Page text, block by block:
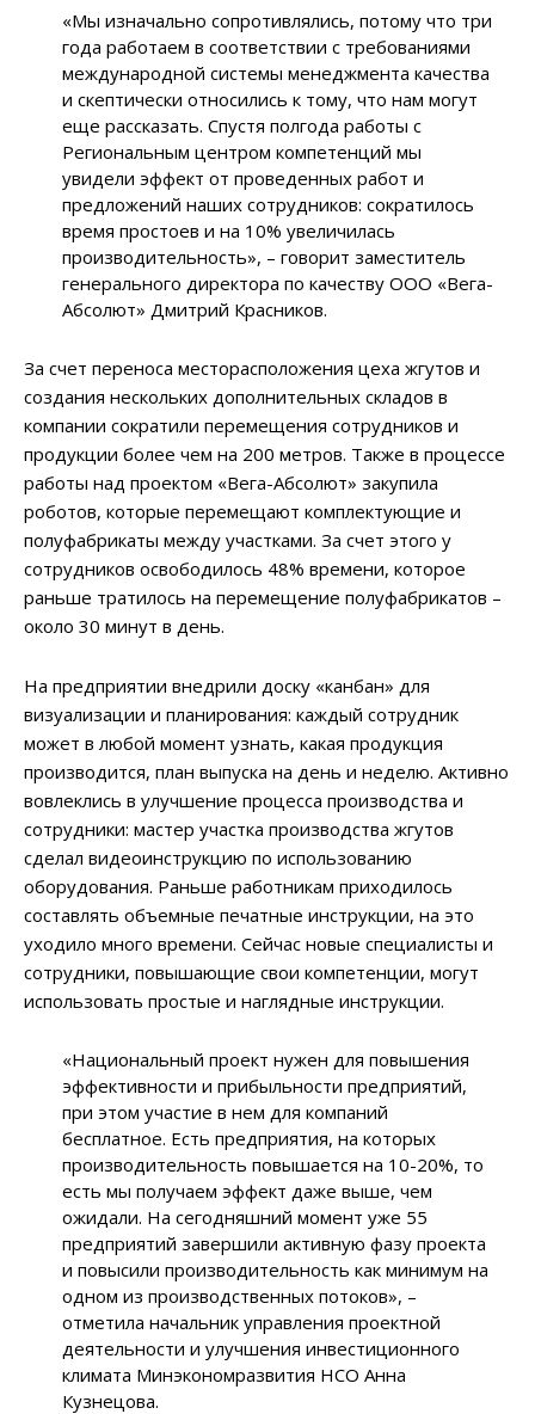
«Мы изначально сопротивлялись, потому что три
года работаем в соответствии с требованиями
международной системы менеджмента качества
и скептически относились к тому, что нам могут
еще рассказать. Спустя полгода работы с
Региональным центром компетенций мы
увидели эффект от проведенных работ и
предложений наших сотрудников: сократилось
время простоев и на 10% увеличилась
производительность», – говорит заместитель
генерального директора по качеству ООО «Вега-
Абсолют» Дмитрий Красников.
За счет переноса месторасположения цеха жгутов и
создания нескольких дополнительных складов в
компании сократили перемещения сотрудников и
продукции более чем на 200 метров. Также в процессе
работы над проектом «Вега-Абсолют» закупила
роботов, которые перемещают комплектующие и
полуфабрикаты между участками. За счет этого у
сотрудников освободилось 48% времени, которое
раньше тратилось на перемещение полуфабрикатов –
около 30 минут в день.
На предприятии внедрили доску «канбан» для
визуализации и планирования: каждый сотрудник
может в любой момент узнать, какая продукция
производится, план выпуска на день и неделю. Активно
вовлеклись в улучшение процесса производства и
сотрудники: мастер участка производства жгутов
сделал видеоинструкцию по использованию
оборудования. Раньше работникам приходилось
составлять объемные печатные инструкции, на это
уходило много времени. Сейчас новые специалисты и
сотрудники, повышающие свои компетенции, могут
использовать простые и наглядные инструкции.
«Национальный проект нужен для повышения
эффективности и прибыльности предприятий,
при этом участие в нем для компаний
бесплатное. Есть предприятия, на которых
производительность повышается на 10-20%, то
есть мы получаем эффект даже выше, чем
ожидали. На сегодняшний момент уже 55
предприятий завершили активную фазу проекта
и повысили производительность как минимум на
одном из производственных потоков», –
отметила начальник управления проектной
деятельности и улучшения инвестиционного
климата Минэкономразвития НСО Анна
Кузнецова.